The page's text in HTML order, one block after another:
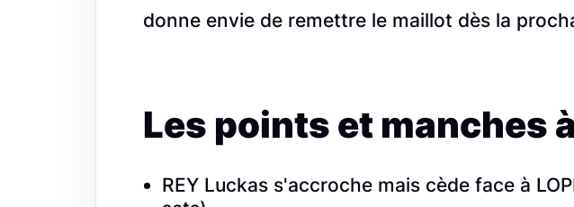
donne envie de remettre le maillot dès la
Les points et manches
REY Luckas s'accroche mais cède face à